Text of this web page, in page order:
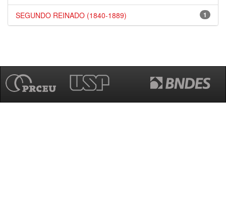
1
SEGUNDO REINADO (1840-1889)